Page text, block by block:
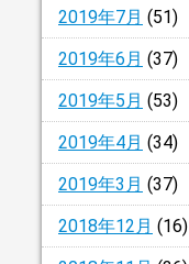
2019年7月 (51)
2019年6月 (37)
2019年5月 (53)
2019年4月 (34)
2019年3月 (37)
2018年12月 (16)